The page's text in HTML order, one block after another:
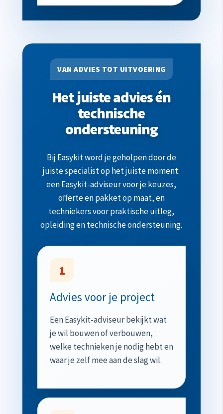
VAN ADVIES TOT UITVOERING
Het juiste advies én
technische
ondersteuning
Bij Easykit word je geholpen door de
juiste specialist op het juiste moment:
een Easykit-adviseur voor je keuzes,
offerte en pakket op maat, en
techniekers voor praktische uitleg,
opleiding en technische ondersteuning.
1
Advies voor je project
Een Easykit-adviseur bekijkt wat
je wil bouwen of verbouwen,
welke technieken je nodig hebt en
waar je zelf mee aan de slag wil.